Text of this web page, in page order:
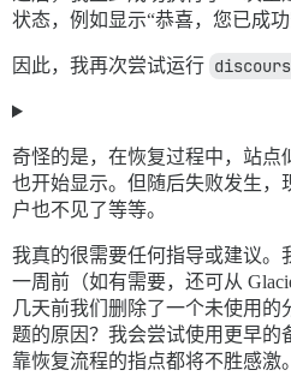
状态，例如显示“恭喜，您已成功
因此，我再次尝试运行
奇怪的是，在恢复过程中，站点
也开始显示。但随后失败发生，
户也不见了等等。
我真的很需要任何指导或建议。
一周前（如有需要，还可从
几天前我们删除了一个未使用的
题的原因？我会尝试使用更早的
靠恢复流程的指点都将不胜感激。